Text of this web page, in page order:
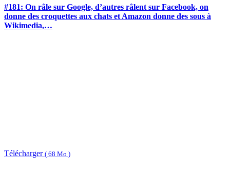
#181: On râle sur Google, d’autres râlent sur Facebook, on
donne des croquettes aux chats et Amazon donne des sous à
Wikimedia,…
Télécharger ( 68 Mo )